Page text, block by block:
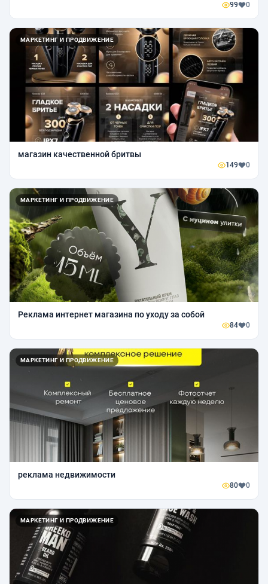
99 0
МАРКЕТИНГ И ПРОДВИЖЕНИЕ
магазин качественной бритвы
149 0
МАРКЕТИНГ И ПРОДВИЖЕНИЕ
Реклама интернет магазина по уходу за собой
84 0
МАРКЕТИНГ И ПРОДВИЖЕНИЕ
реклама недвижимости
80 0
МАРКЕТИНГ И ПРОДВИЖЕНИЕ